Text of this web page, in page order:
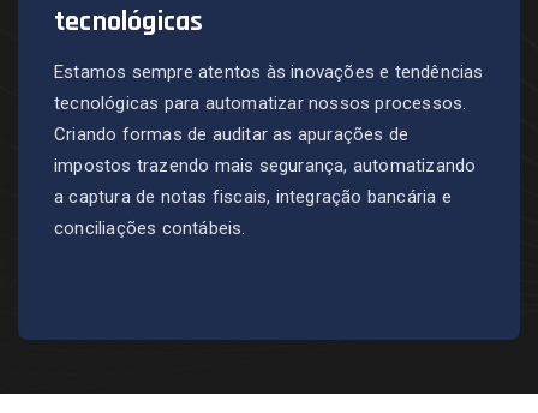
tecnológicas
Estamos sempre atentos às inovações e tendências
tecnológicas para automatizar nossos processos.
Criando formas de auditar as apurações de
impostos trazendo mais segurança, automatizando
a captura de notas fiscais, integração bancária e
conciliações contábeis.